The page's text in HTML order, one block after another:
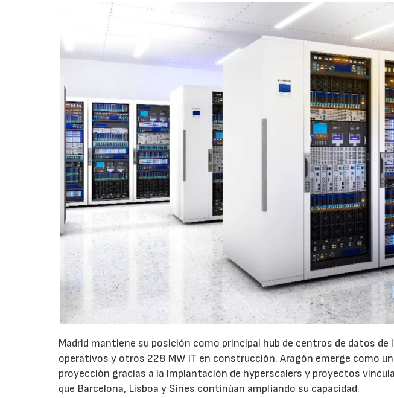
Madrid mantiene su posición como principal hub de centros de datos de
operativos y otros 228 MW IT en construcción. Aragón emerge como
proyección gracias a la implantación de hyperscalers y proyectos
que Barcelona, Lisboa y Sines continúan ampliando su capacidad.